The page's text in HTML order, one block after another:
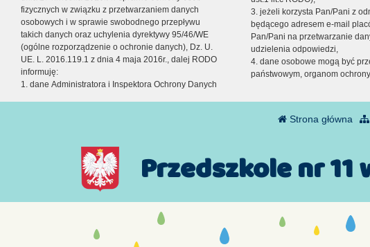
fizycznych w związku z przetwarzaniem danych
osobowych i w sprawie swobodnego przepływu
takich danych oraz uchylenia dyrektywy 95/46/WE
(ogólne rozporządzenie o ochronie danych), Dz. U.
UE. L. 2016.119.1 z dnia 4 maja 2016r., dalej RODO
informuję:
1. dane Administratora i Inspektora Ochrony Danych
3. jeżeli korzysta Pan/Pani z
będącego adresem e-mail
Pan/Pani na przetwarzanie
udzielenia odpowiedzi,
4. dane osobowe mogą być
państwowym, organom
Strona główna
Przedszkole nr 11